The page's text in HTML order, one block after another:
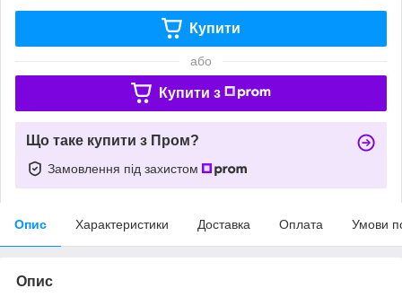
Купити
або
Купити з
Що таке купити з Пром?
Замовлення під захистом
Опис Характеристики Доставка Оплата Умови
Опис